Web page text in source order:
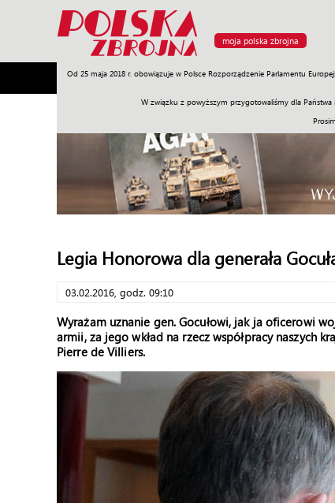
moja polska zbrojna
Od 25 maja 2018 r. obowiązuje w Polsce Rozporządzenie Parlamentu
W związku z powyższym przygotowaliśmy dla
Armia Poligon Sprzęt Misje Polityka
Legia Honorowa dla generała
03.02.2016, godz. 09:10
Wyrażam uznanie gen. Gocułowi, jak ja oficerowi
armii, za jego wkład na rzecz współpracy naszych
Pierre de Villiers.